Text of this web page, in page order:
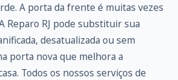
A porta da frente é muitas vezes
Reparo RJ pode substituir sua
desatualizada ou sem
porta nova que melhora a
Todos os nossos serviços de